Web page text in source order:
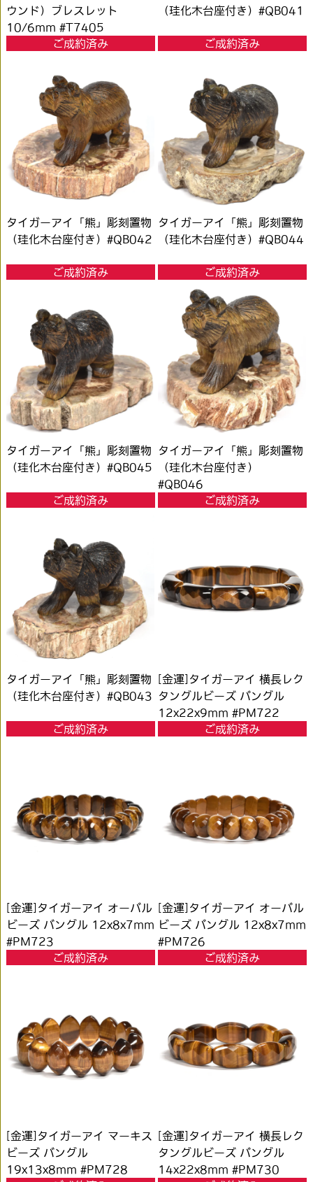
ウンド）ブレスレット
10/6mm #T7405
ご成約済み
（珪化木台座付き）#QB041
ご成約済み
タイガーアイ「熊」彫刻置物
（珪化木台座付き）#QB042
ご成約済み
タイガーアイ「熊」彫刻置物
（珪化木台座付き）#QB044
ご成約済み
タイガーアイ「熊」彫刻置物
（珪化木台座付き）#QB045
ご成約済み
タイガーアイ「熊」彫刻置物
（珪化木台座付き）
#QB046
ご成約済み
タイガーアイ「熊」彫刻置物
（珪化木台座付き）#QB043
ご成約済み
[金運]タイガーアイ 横長レク
タングルビーズ バングル
12x22x9mm #PM722
ご成約済み
[金運]タイガーアイ オーバル
ビーズ バングル 12x8x7mm
#PM723
ご成約済み
[金運]タイガーアイ オーバル
ビーズ バングル 12x8x7mm
#PM726
ご成約済み
[金運]タイガーアイ マーキス
ビーズ バングル
19x13x8mm #PM728
[金運]タイガーアイ 横長レク
タングルビーズ バングル
14x22x8mm #PM730